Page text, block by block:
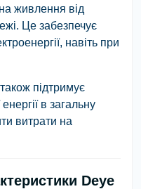
живлення від
Це забезпечує
навіть при
підтримує
в загальну
витрати на
Deye